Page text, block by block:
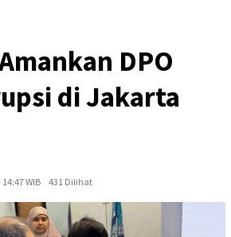
DPO
di Jakarta
WIB
431 Dilihat